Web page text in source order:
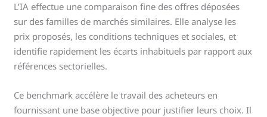
L’IA effectue une comparaison fine des offres déposées
sur des familles de marchés similaires. Elle analyse les
prix proposés, les conditions techniques et sociales, et
identifie rapidement les écarts inhabituels par rapport aux
références sectorielles.
Ce benchmark accélère le travail des acheteurs en
fournissant une base objective pour justifier leurs choix. Il